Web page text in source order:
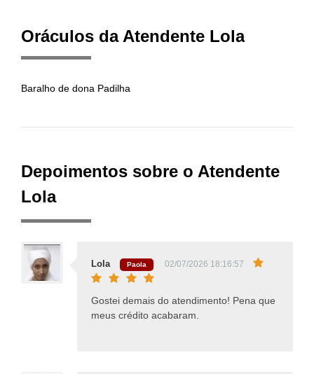
Oráculos da Atendente Lola
Baralho de dona Padilha
Depoimentos sobre o Atendente
Lola
Lola Paola 02/07/2026 18:16:57
Gostei demais do atendimento! Pena que
meus crédito acabaram.